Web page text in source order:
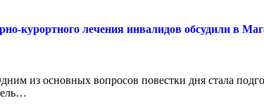
курортного лечения инвалидов обсудили в
из основных вопросов повестки дня стала